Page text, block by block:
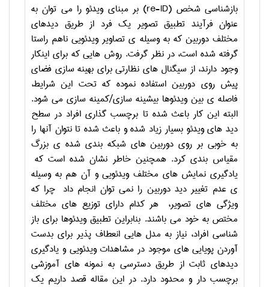
بازشناسی شخص (re-ID) بر مبنای ویدئو را می توان به
عنوان فرآیند تطبیق تصویر یک فرد از طریق دیدهای
مختلف دوربین که به وسیله ی تصاویر ویدئویی ناهم راستا
گرفته شده است، در نظر گرفت. روش هایی که برای اینکار
وجود دارند، از سیگنال های نظارتی برای بهینه سازی فضای
پیش روی دوربین استفاده نموده که تحت این شرایط،
فاصله ی بین ویدئوها بیشینه سازی/کمینه سازی می شود.
البته این کار باعث شده تا برچسب گذاری افراد در سطح
دید های ویدئو بسیار زیاد شده و باعث شده تا نتوان آنها را
به خوبی بر روی دوربین های شبکه بندی شده ی بزرگ
مقیاس بندی کرد. همچنین خاطر نشان شده است که
یادگیری نمایش های مختلف ویدئویی و آن هم به وسیله
ی عدم تغییر دید دوربین را نمی توان انجام داد چرا که
ویژگی های تصویر، هر کدام دارای توزیع های مختلف
مختص به خود می باشند. بنابراین تطبیق ویدئوها برای باز
شناسی افراد، نیاز به مدل هایی انعطاف پذیر برای بدست
آوردن پویایی های موجود در مشاهدات ویدئویی و یادگیری
دیدهای ثابت از طریق دسترسی به نمونه های آموزشی
برچسب دار و محدود دارد. در این مقاله قصد داریم یک